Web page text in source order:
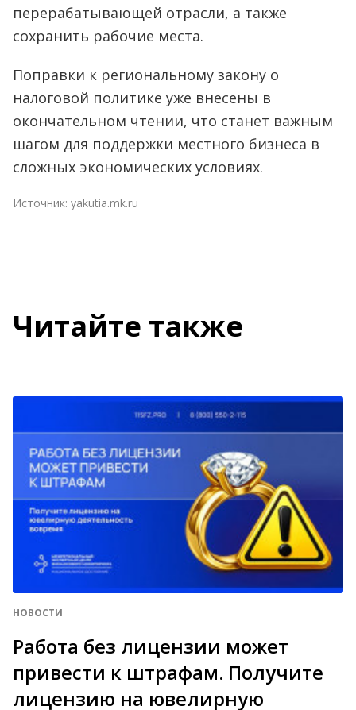
перерабатывающей отрасли, а также
сохранить рабочие места.
Поправки к региональному закону о
налоговой политике уже внесены в
окончательном чтении, что станет важным
шагом для поддержки местного бизнеса в
сложных экономических условиях.
Источник: yakutia.mk.ru
Читайте также
НОВОСТИ
Работа без лицензии может
привести к штрафам. Получите
лицензию на ювелирную